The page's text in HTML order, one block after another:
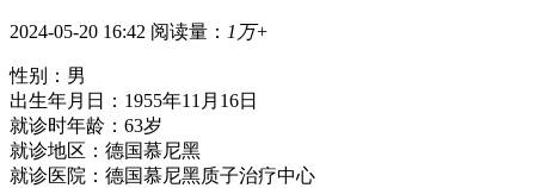
2024-05-20 16:42 阅读量： 1万+
性别：男
出生年月日：1955年11月16日
就诊时年龄：63岁
就诊地区：德国慕尼黑
就诊医院：德国慕尼黑质子治疗中心